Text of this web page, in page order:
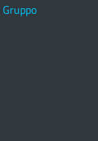
Gruppo